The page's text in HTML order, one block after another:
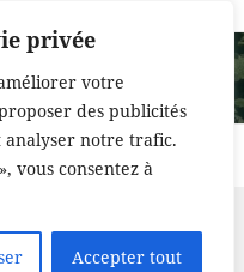
privée
votre
des publicités
analyser notre trafic.
vous consentez à
Accepter tout